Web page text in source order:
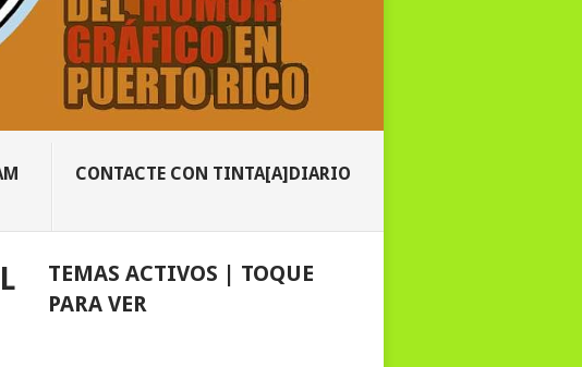
CONTACTE CON TINTA[A]DIARIO
TEMAS ACTIVOS | TOQUE
PARA VER